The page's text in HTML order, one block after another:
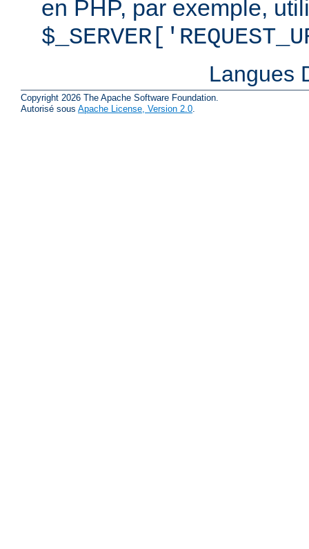
en PHP, par exemple,
Langues
Copyright 2026 The Apache Software Foundation.
Autorisé sous Apache License, Version 2.0